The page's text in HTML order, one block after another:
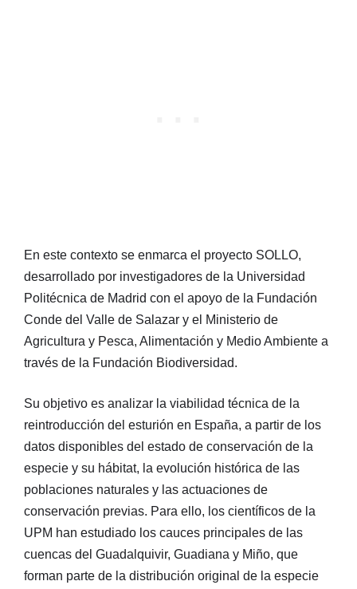
En este contexto se enmarca el proyecto SOLLO,
desarrollado por investigadores de la Universidad
Politécnica de Madrid con el apoyo de la Fundación
Conde del Valle de Salazar y el Ministerio de
Agricultura y Pesca, Alimentación y Medio Ambiente a
través de la Fundación Biodiversidad.
Su objetivo es analizar la viabilidad técnica de la
reintroducción del esturión en España, a partir de los
datos disponibles del estado de conservación de la
especie y su hábitat, la evolución histórica de las
poblaciones naturales y las actuaciones de
conservación previas. Para ello, los científicos de la
UPM han estudiado los cauces principales de las
cuencas del Guadalquivir, Guadiana y Miño, que
forman parte de la distribución original de la especie